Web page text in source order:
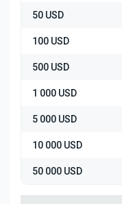
50 USD
100 USD
500 USD
1 000 USD
5 000 USD
10 000 USD
50 000 USD